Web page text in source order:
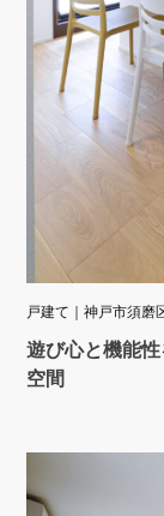
戸建て｜神戸市須磨
遊び心と機能
空間